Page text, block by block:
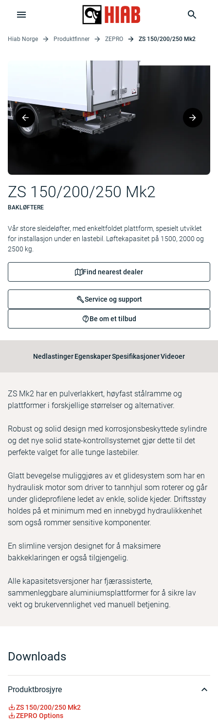
Hiab Norge Produktfinner ZEPRO ZS 150/200/250 Mk2
ZS 150/200/250 Mk2
BAKLØFTERE
Vår store sleideløfter, med enkeltfoldet plattform, spesielt utviklet
for installasjon under en lastebil. Løftekapasitet på 1500, 2000 og
2500 kg.
Find nearest dealer
Service og support
Be om et tilbud
NedlastingerEgenskaperSpesifikasjonerVideoer
ZS Mk2 har en pulverlakkert, høyfast stålramme og
plattformer i forskjellige størrelser og alternativer.
Robust og solid design med korrosjonsbeskyttede sylindre
og det nye solid state-kontrollsystemet gjør dette til det
perfekte valget for alle tunge lastebiler.
Glatt bevegelse muliggjøres av et glidesystem som har en
hydraulisk motor som driver to tannhjul som roterer og går
under glideprofilene ledet av enkle, solide kjeder. Driftsstøy
holdes på et minimum med en innebygd hydraulikkenhet
som også rommer sensitive komponenter.
En slimline versjon designet for å maksimere
bakkeklaringen er også tilgjengelig.
Alle kapasitetsversjoner har fjærassisterte,
sammenleggbare aluminiumsplattformer for å sikre lav
vekt og brukervennlighet ved manuell betjening.
Downloads
Produktbrosjyre
ZS 150/200/250 Mk2
ZEPRO Options